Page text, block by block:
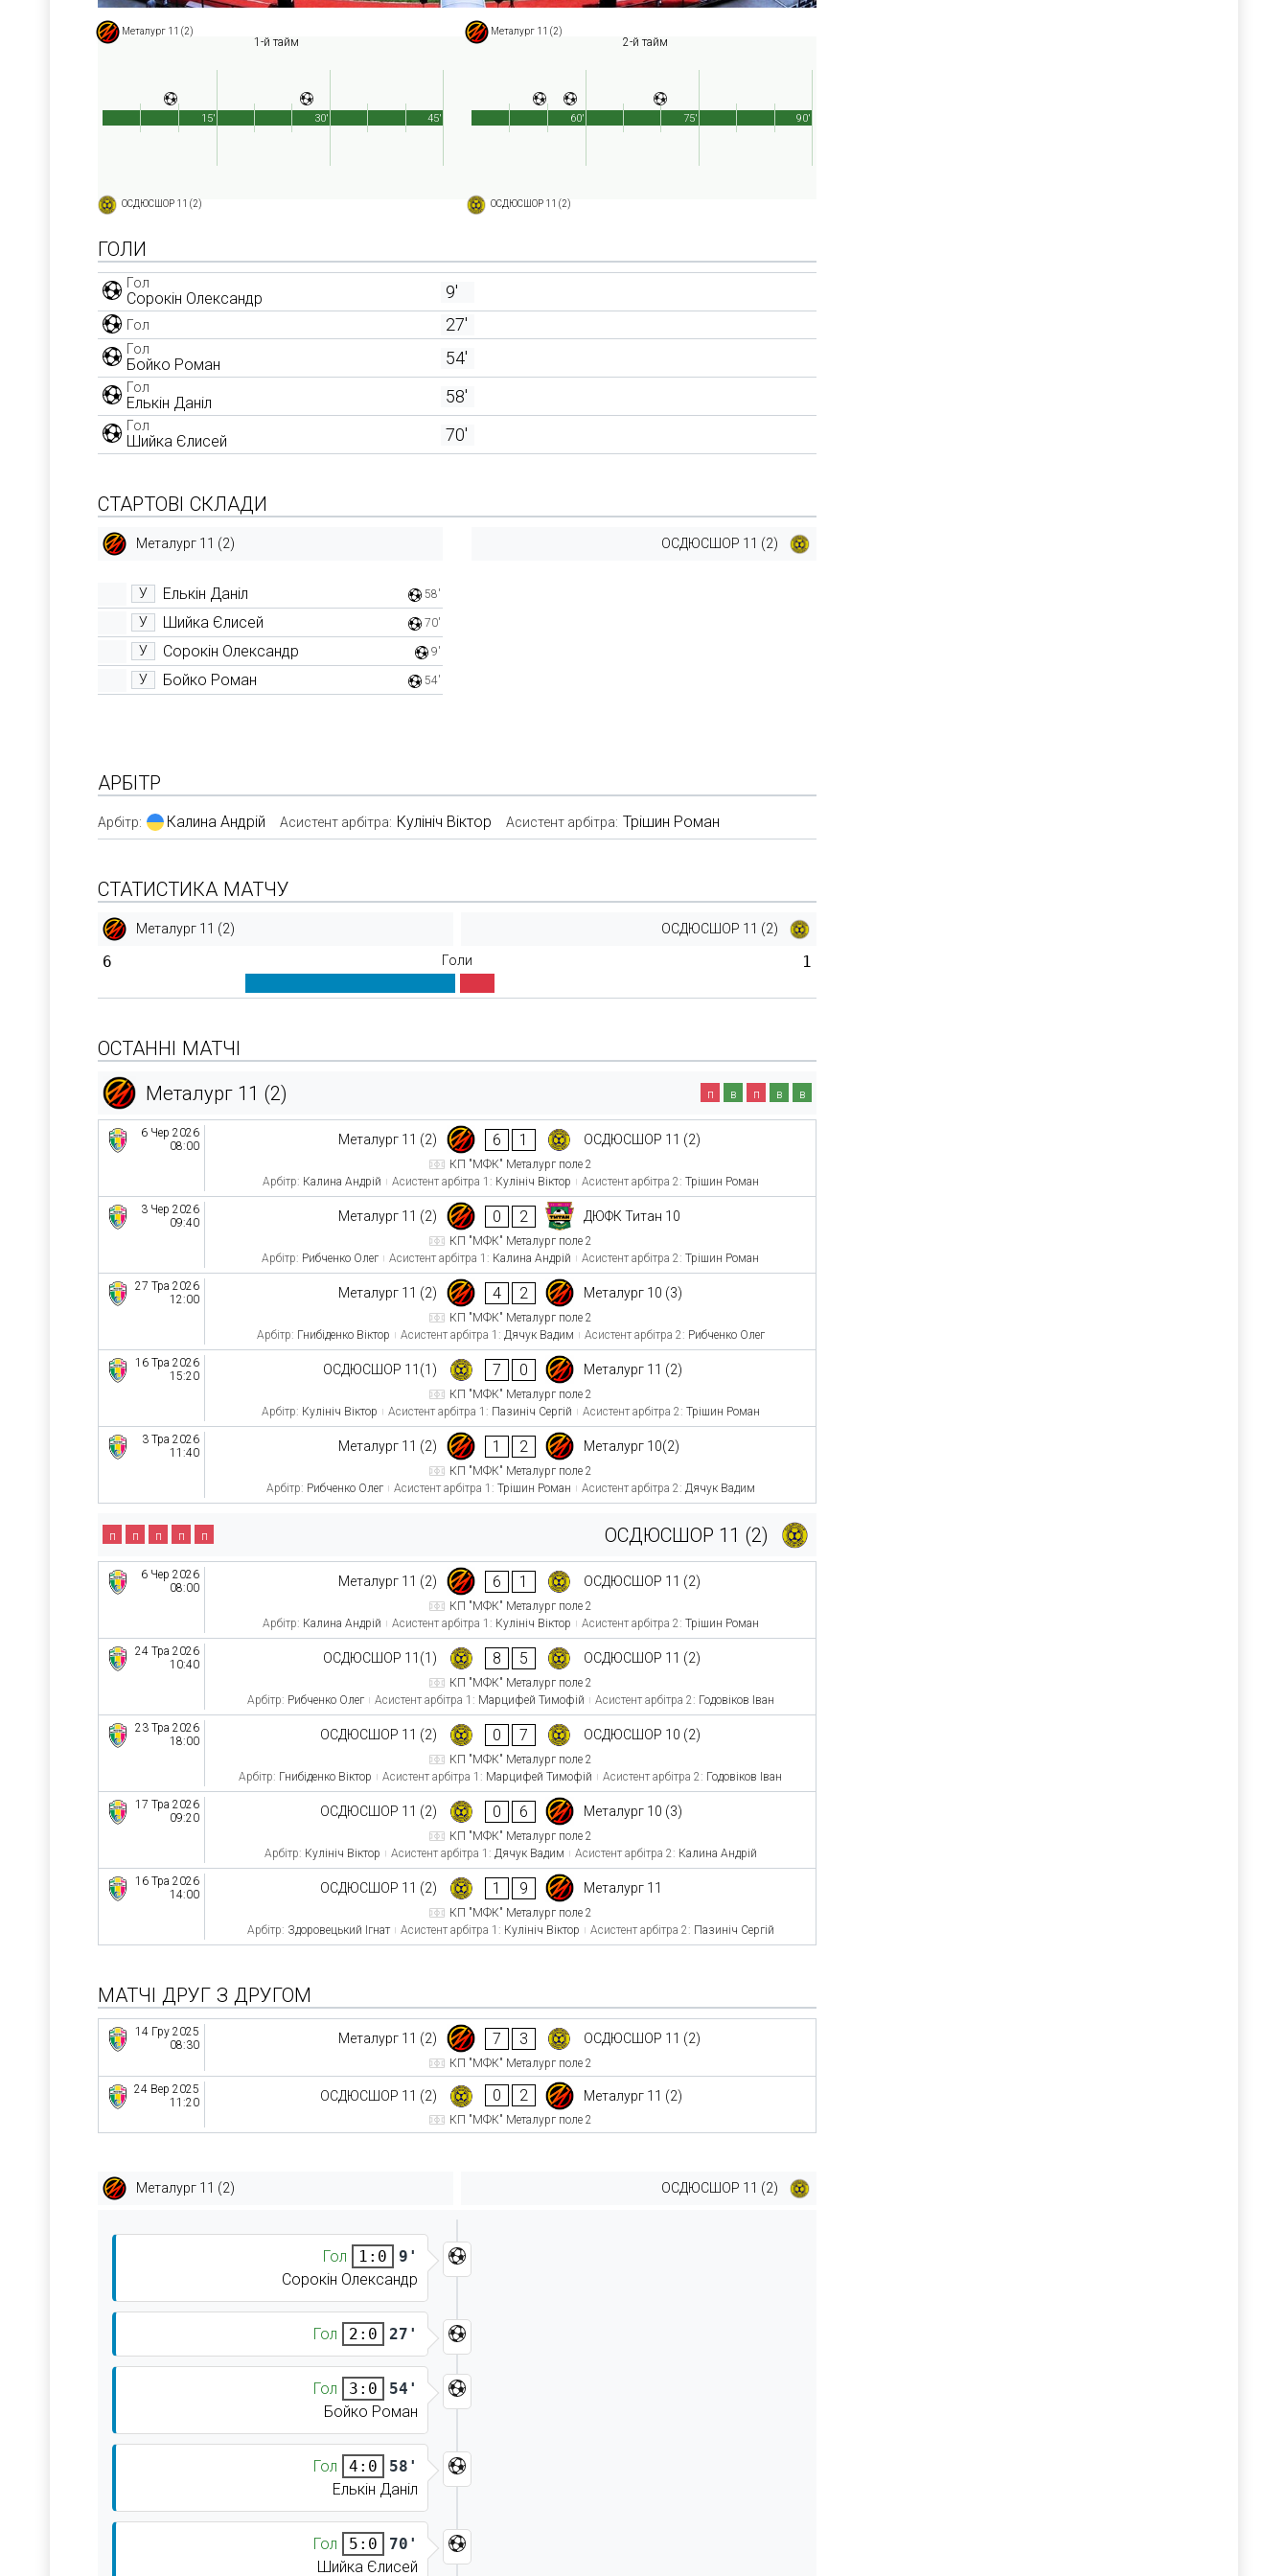
Металург 11 (2)
1-й тайм
ОСДЮСШОР 11 (2)
45'
15' 30'
Металург 11 (2)
2-й тайм
ОСДЮСШОР 11 (2)
90'
60' 75'
ГОЛИ
Гол
Сорокін Олександр 9'
Гол 27'
Гол
Бойко Роман 54'
Гол
Елькін Даніл 58'
Гол
Шийка Єлисей 70'
СТАРТОВІ СКЛАДИ
Металург 11 (2)
У Елькін Даніл 58'
У Шийка Єлисей 70'
У Сорокін Олександр 9'
У Бойко Роман 54'
ОСДЮСШОР 11 (2)
АРБІТР
Арбітр: Калина Андрій Асистент арбітра: Кулініч Віктор Асистент арбітра: Трішин Роман
СТАТИСТИКА МАТЧУ
Металург 11 (2) ОСДЮСШОР 11 (2)
6 Голи 1
ОСТАННІ МАТЧІ
Металург 11 (2)
п в п в в
6 Чер 2026
08:00
Металург 11 (2) 6 1 ОСДЮСШОР 11 (2)
КП "МФК" Металург поле 2
Арбітр: Калина Андрій Асистент арбітра 1: Кулініч Віктор Асистент арбітра 2: Трішин Роман
3 Чер 2026
09:40
Металург 11 (2) 0 2 ДЮФК Титан 10
КП "МФК" Металург поле 2
Арбітр: Рибченко Олег Асистент арбітра 1: Калина Андрій Асистент арбітра 2: Трішин Роман
27 Тра 2026
12:00
Металург 11 (2) 4 2 Металург 10 (3)
КП "МФК" Металург поле 2
Арбітр: Гнибіденко Віктор Асистент арбітра 1: Дячук Вадим Асистент арбітра 2: Рибченко Олег
16 Тра 2026
15:20
ОСДЮСШОР 11(1) 7 0 Металург 11 (2)
КП "МФК" Металург поле 2
Арбітр: Кулініч Віктор Асистент арбітра 1: Пазиніч Сергій Асистент арбітра 2: Трішин Роман
3 Тра 2026
11:40
Металург 11 (2) 1 2 Металург 10(2)
КП "МФК" Металург поле 2
Арбітр: Рибченко Олег Асистент арбітра 1: Трішин Роман Асистент арбітра 2: Дячук Вадим
ОСДЮСШОР 11 (2)
п п п п п
6 Чер 2026
08:00
Металург 11 (2) 6 1 ОСДЮСШОР 11 (2)
КП "МФК" Металург поле 2
Арбітр: Калина Андрій Асистент арбітра 1: Кулініч Віктор Асистент арбітра 2: Трішин Роман
24 Тра 2026
10:40
ОСДЮСШОР 11(1) 8 5 ОСДЮСШОР 11 (2)
КП "МФК" Металург поле 2
Арбітр: Рибченко Олег Асистент арбітра 1: Марцифей Тимофій Асистент арбітра 2: Годовіков Іван
23 Тра 2026
18:00
ОСДЮСШОР 11 (2) 0 7 ОСДЮСШОР 10 (2)
КП "МФК" Металург поле 2
Арбітр: Гнибіденко Віктор Асистент арбітра 1: Марцифей Тимофій Асистент арбітра 2: Годовіков Іван
17 Тра 2026
09:20
ОСДЮСШОР 11 (2) 0 6 Металург 10 (3)
КП "МФК" Металург поле 2
Арбітр: Кулініч Віктор Асистент арбітра 1: Дячук Вадим Асистент арбітра 2: Калина Андрій
16 Тра 2026
14:00
ОСДЮСШОР 11 (2) 1 9 Металург 11
КП "МФК" Металург поле 2
Арбітр: Здоровецький Ігнат Асистент арбітра 1: Кулініч Віктор Асистент арбітра 2: Пазиніч Сергій
МАТЧІ ДРУГ З ДРУГОМ
14 Гру 2025
08:30
Металург 11 (2) 7 3 ОСДЮСШОР 11 (2)
КП "МФК" Металург поле 2
24 Вер 2025
11:20
ОСДЮСШОР 11 (2) 0 2 Металург 11 (2)
КП "МФК" Металург поле 2
Металург 11 (2) ОСДЮСШОР 11 (2)
Гол 1:0
9'
Сорокін Олександр
Гол 2:0 27'
Гол 3:0
54'
Бойко Роман
Гол 4:0
58'
Елькін Даніл
Гол 5:0
70'
Шийка Єлисей